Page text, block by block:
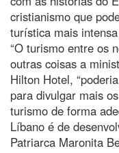
cristianismo que
turística mais
“O turismo entre os
outras coisas a
Hilton Hotel,
para divulgar mais
turismo de forma
Líbano é de
Patriarca Maronita